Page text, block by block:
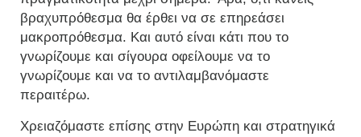
βραχυπρόθεσμα θα έρθει να σε επηρεάσει
μακροπρόθεσμα. Και αυτό είναι κάτι που το
γνωρίζουμε και σίγουρα οφείλουμε να το
γνωρίζουμε και να το αντιλαμβανόμαστε
περαιτέρω.
Χρειαζόμαστε επίσης στην Ευρώπη και στρατηγικά